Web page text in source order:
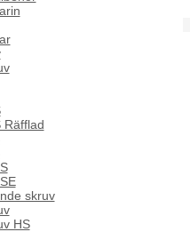
Räfflad
skruv
HS
typ A T6ST
w.
typ A T6ST
w.